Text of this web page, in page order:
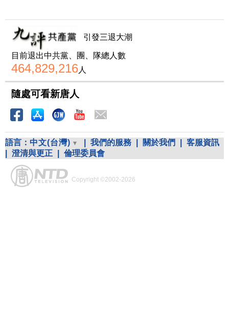
引發三退大潮
目前退出中共黨、團、隊總人數
464,829,216人
隨處可看新唐人
語言： 中文(台灣) 我們的服務 關於我們
客服資訊
澄清與更正 倫理委員會
Copyright ©2002-2026